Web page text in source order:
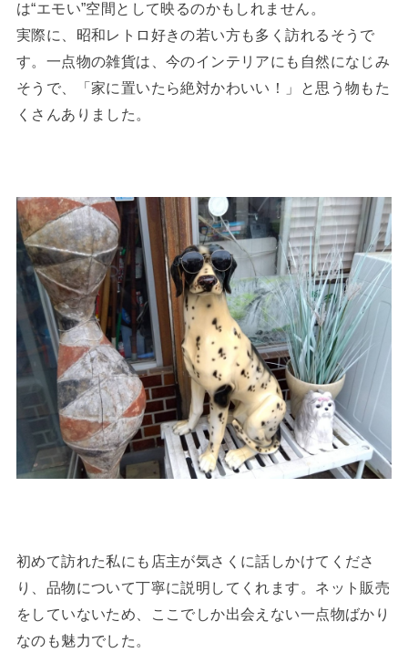
は“エモい”空間として映るのかもしれません。
実際に、昭和レトロ好きの若い方も多く訪れるそうで
す。一点物の雑貨は、今のインテリアにも自然になじみ
そうで、「家に置いたら絶対かわいい！」と思う物もた
くさんありました。
初めて訪れた私にも店主が気さくに話しかけてくださ
り、品物について丁寧に説明してくれます。ネット販売
をしていないため、ここでしか出会えない一点物ばかり
なのも魅力でした。